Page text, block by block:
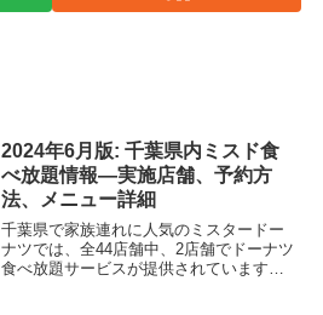
2024年6月版: 千葉県内ミスド食
べ放題情報―実施店舗、予約方
法、メニュー詳細
千葉県で家族連れに人気のミスタードー
ナツでは、全44店舗中、2店舗でドーナツ
食べ放題サービスが提供されています